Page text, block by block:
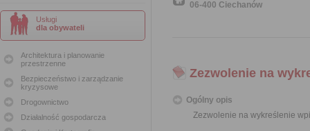
Usługi
dla obywateli
Architektura i planowanie
przestrzenne
Bezpieczeństwo i zarządzanie
kryzysowe
Drogownictwo
Działalność gospodarcza
06-400 Ciechanów
Zezwolenie na
Ogólny opis
Zezwolenie na wykreślenie